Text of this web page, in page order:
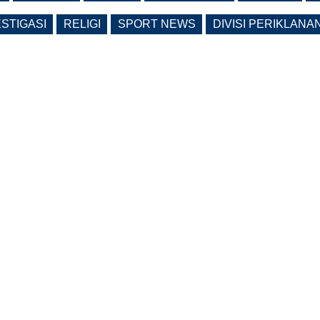
RELIGI SPORT NEWS DIVISI